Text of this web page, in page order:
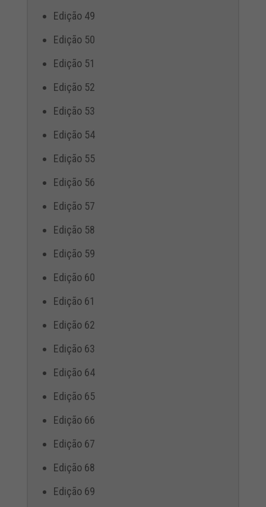
Edição 49
Edição 50
Edição 51
Edição 52
Edição 53
Edição 54
Edição 55
Edição 56
Edição 57
Edição 58
Edição 59
Edição 60
Edição 61
Edição 62
Edição 63
Edição 64
Edição 65
Edição 66
Edição 67
Edição 68
Edição 69